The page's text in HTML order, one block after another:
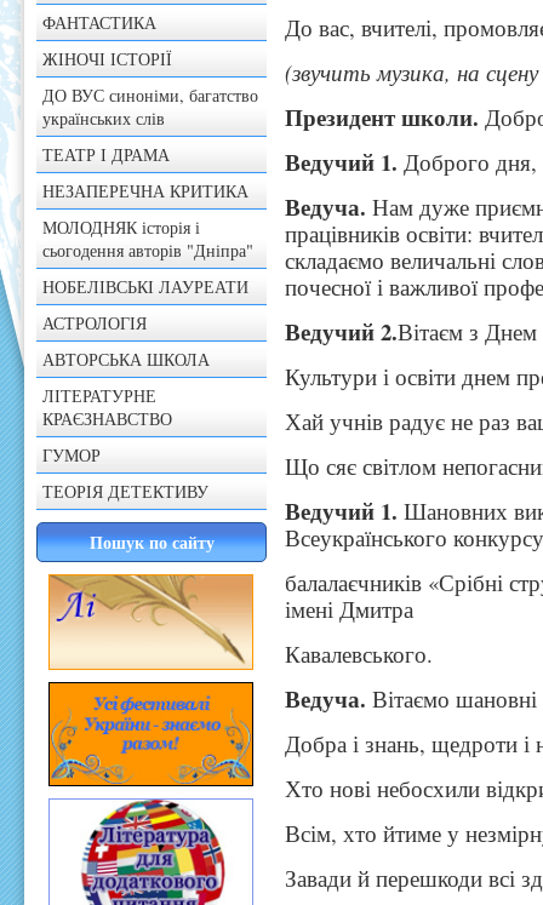
ФАНТАСТИКА
ЖІНОЧІ ІСТОРІЇ
ДО ВУС синоніми, багатство
українських слів
ТЕАТР І ДРАМА
НЕЗАПЕРЕЧНА КРИТИКА
МОЛОДНЯК історія і
сьогодення авторів "Дніпра"
НОБЕЛІВСЬКІ ЛАУРЕАТИ
АСТРОЛОГІЯ
АВТОРСЬКА ШКОЛА
ЛІТЕРАТУРНЕ
КРАЄЗНАВСТВО
ГУМОР
ТЕОРІЯ ДЕТЕКТИВУ
До вас, вчителі,
(звучить музика, на
Президент школи.
Ведучий 1.Доброго дня,
Ведуча.Нам дуже
працівників освіти:
складаємо величальні
почесної і важливої
Ведучий 2.Вітаєм з Днем
Культури і освіти днем
Хай учнів радує не раз
Що сяє світлом
Ведучий 1.Шановних
Всеукраїнського
балалаєчників «Срібні
імені Дмитра
Кавалевського.
Ведуча.Вітаємо шановні
Добра і знань, щедроти і
Хто нові небосхили
Всім, хто йтиме у
Завади й перешкоди всі